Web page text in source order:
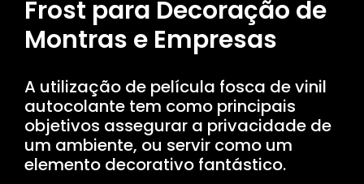
Frost para Decoração de
Montras e Empresas
A utilização de película fosca de vinil
autocolante tem como principais
objetivos assegurar a privacidade de
um ambiente, ou servir como um
elemento decorativo fantástico.